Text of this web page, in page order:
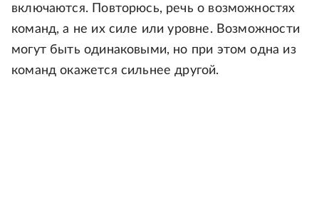
включаются. Повторюсь, речь о возможностях
команд, а не их силе или уровне. Возможности
могут быть одинаковыми, но при этом одна из
команд окажется сильнее другой.